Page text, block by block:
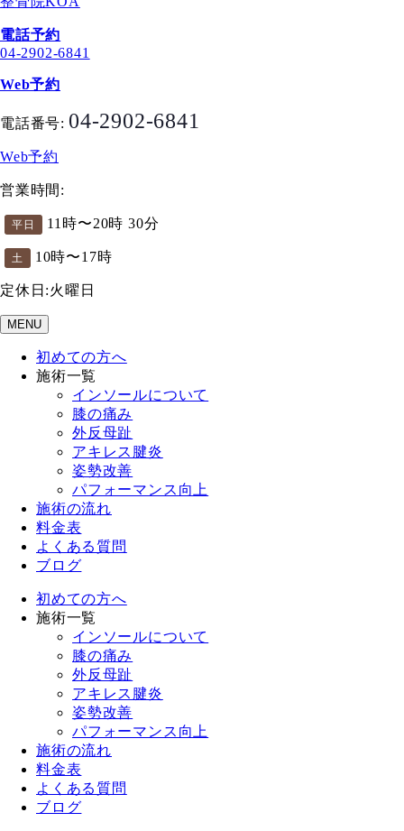
電話予約
04-2902-6841
Web予約
電話番号: 04-2902-6841
Web予約
営業時間:
平日 11時〜20時 30分
土 10時〜17時
定休日:火曜日
MENU
初めての方へ
施術一覧
インソールについて
膝の痛み
外反母趾
アキレス腱炎
姿勢改善
パフォーマンス向上
施術の流れ
料金表
よくある質問
ブログ
初めての方へ
施術一覧
インソールについて
膝の痛み
外反母趾
アキレス腱炎
姿勢改善
パフォーマンス向上
施術の流れ
料金表
よくある質問
ブログ